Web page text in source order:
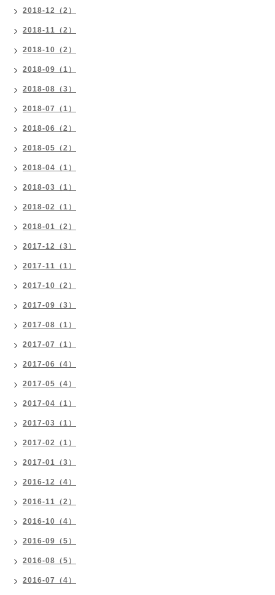
2018-12（2）
2018-11（2）
2018-10（2）
2018-09（1）
2018-08（3）
2018-07（1）
2018-06（2）
2018-05（2）
2018-04（1）
2018-03（1）
2018-02（1）
2018-01（2）
2017-12（3）
2017-11（1）
2017-10（2）
2017-09（3）
2017-08（1）
2017-07（1）
2017-06（4）
2017-05（4）
2017-04（1）
2017-03（1）
2017-02（1）
2017-01（3）
2016-12（4）
2016-11（2）
2016-10（4）
2016-09（5）
2016-08（5）
2016-07（4）